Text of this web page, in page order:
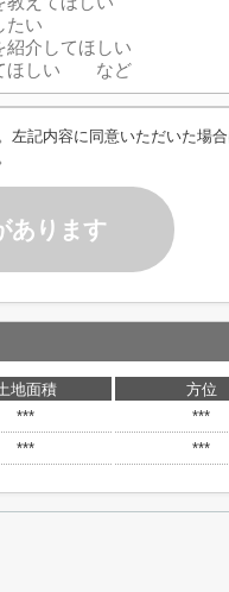
左記内容に同意いただいた場
あります
地面積 方位
*** ***
*** ***